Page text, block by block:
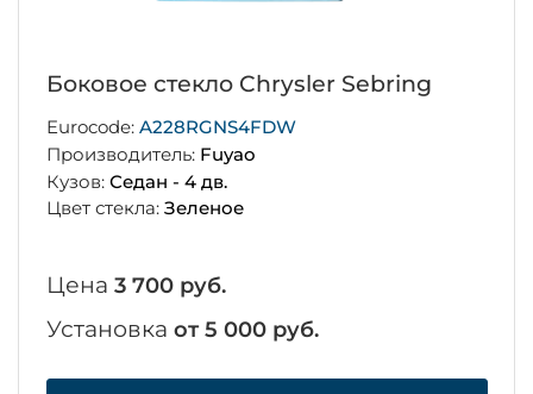
Боковое стекло Chrysler Sebring
Eurocode: A228RGNS4FDW
Производитель: Fuyao
Кузов: Седан - 4 дв.
Цвет стекла: Зеленое
Цена 3 700 руб.
Установка от 5 000 руб.